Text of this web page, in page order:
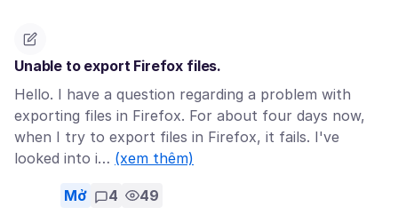
Unable to export Firefox files.
Hello. I have a question regarding a problem with
exporting files in Firefox. For about four days now,
when I try to export files in Firefox, it fails. I've
looked into i… (xem thêm)
Mở 4 49